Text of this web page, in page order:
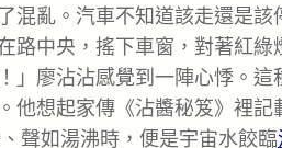
混亂。汽車不知道該走還是該
路中央，搖下車窗，對著紅綠
廖沾沾感覺到一陣心悸。這
他想起家傳《沾醬秘笈》裡記
聲如湯沸時，便是宇宙水餃臨